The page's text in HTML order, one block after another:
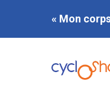
« Mon